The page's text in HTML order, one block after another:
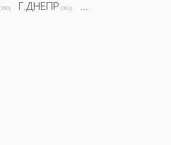
(390) Г.ДНЕПР (362) ...